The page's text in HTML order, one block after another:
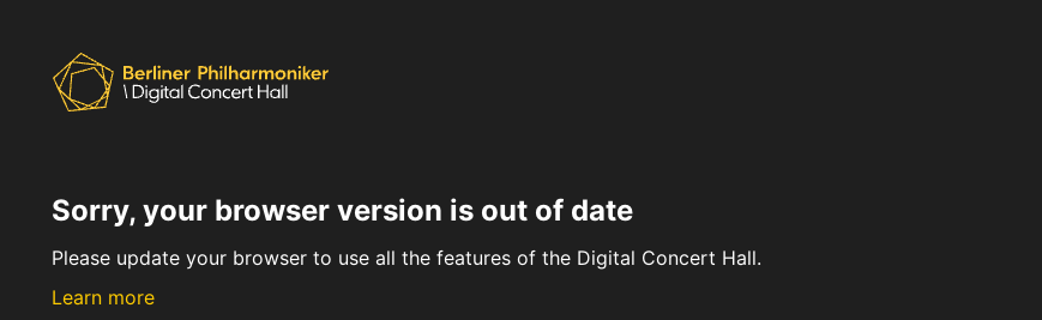
Sorry, your browser version is out of date
Please update your browser to use all the features of the Digital Concert Hall.
Learn more